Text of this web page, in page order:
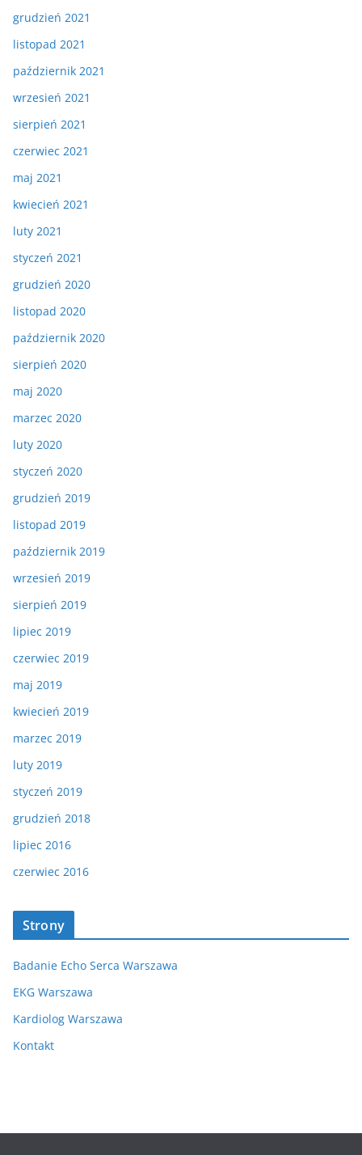
grudzień 2021
listopad 2021
październik 2021
wrzesień 2021
sierpień 2021
czerwiec 2021
maj 2021
kwiecień 2021
luty 2021
styczeń 2021
grudzień 2020
listopad 2020
październik 2020
sierpień 2020
maj 2020
marzec 2020
luty 2020
styczeń 2020
grudzień 2019
listopad 2019
październik 2019
wrzesień 2019
sierpień 2019
lipiec 2019
czerwiec 2019
maj 2019
kwiecień 2019
marzec 2019
luty 2019
styczeń 2019
grudzień 2018
lipiec 2016
czerwiec 2016
Strony
Badanie Echo Serca Warszawa
EKG Warszawa
Kardiolog Warszawa
Kontakt